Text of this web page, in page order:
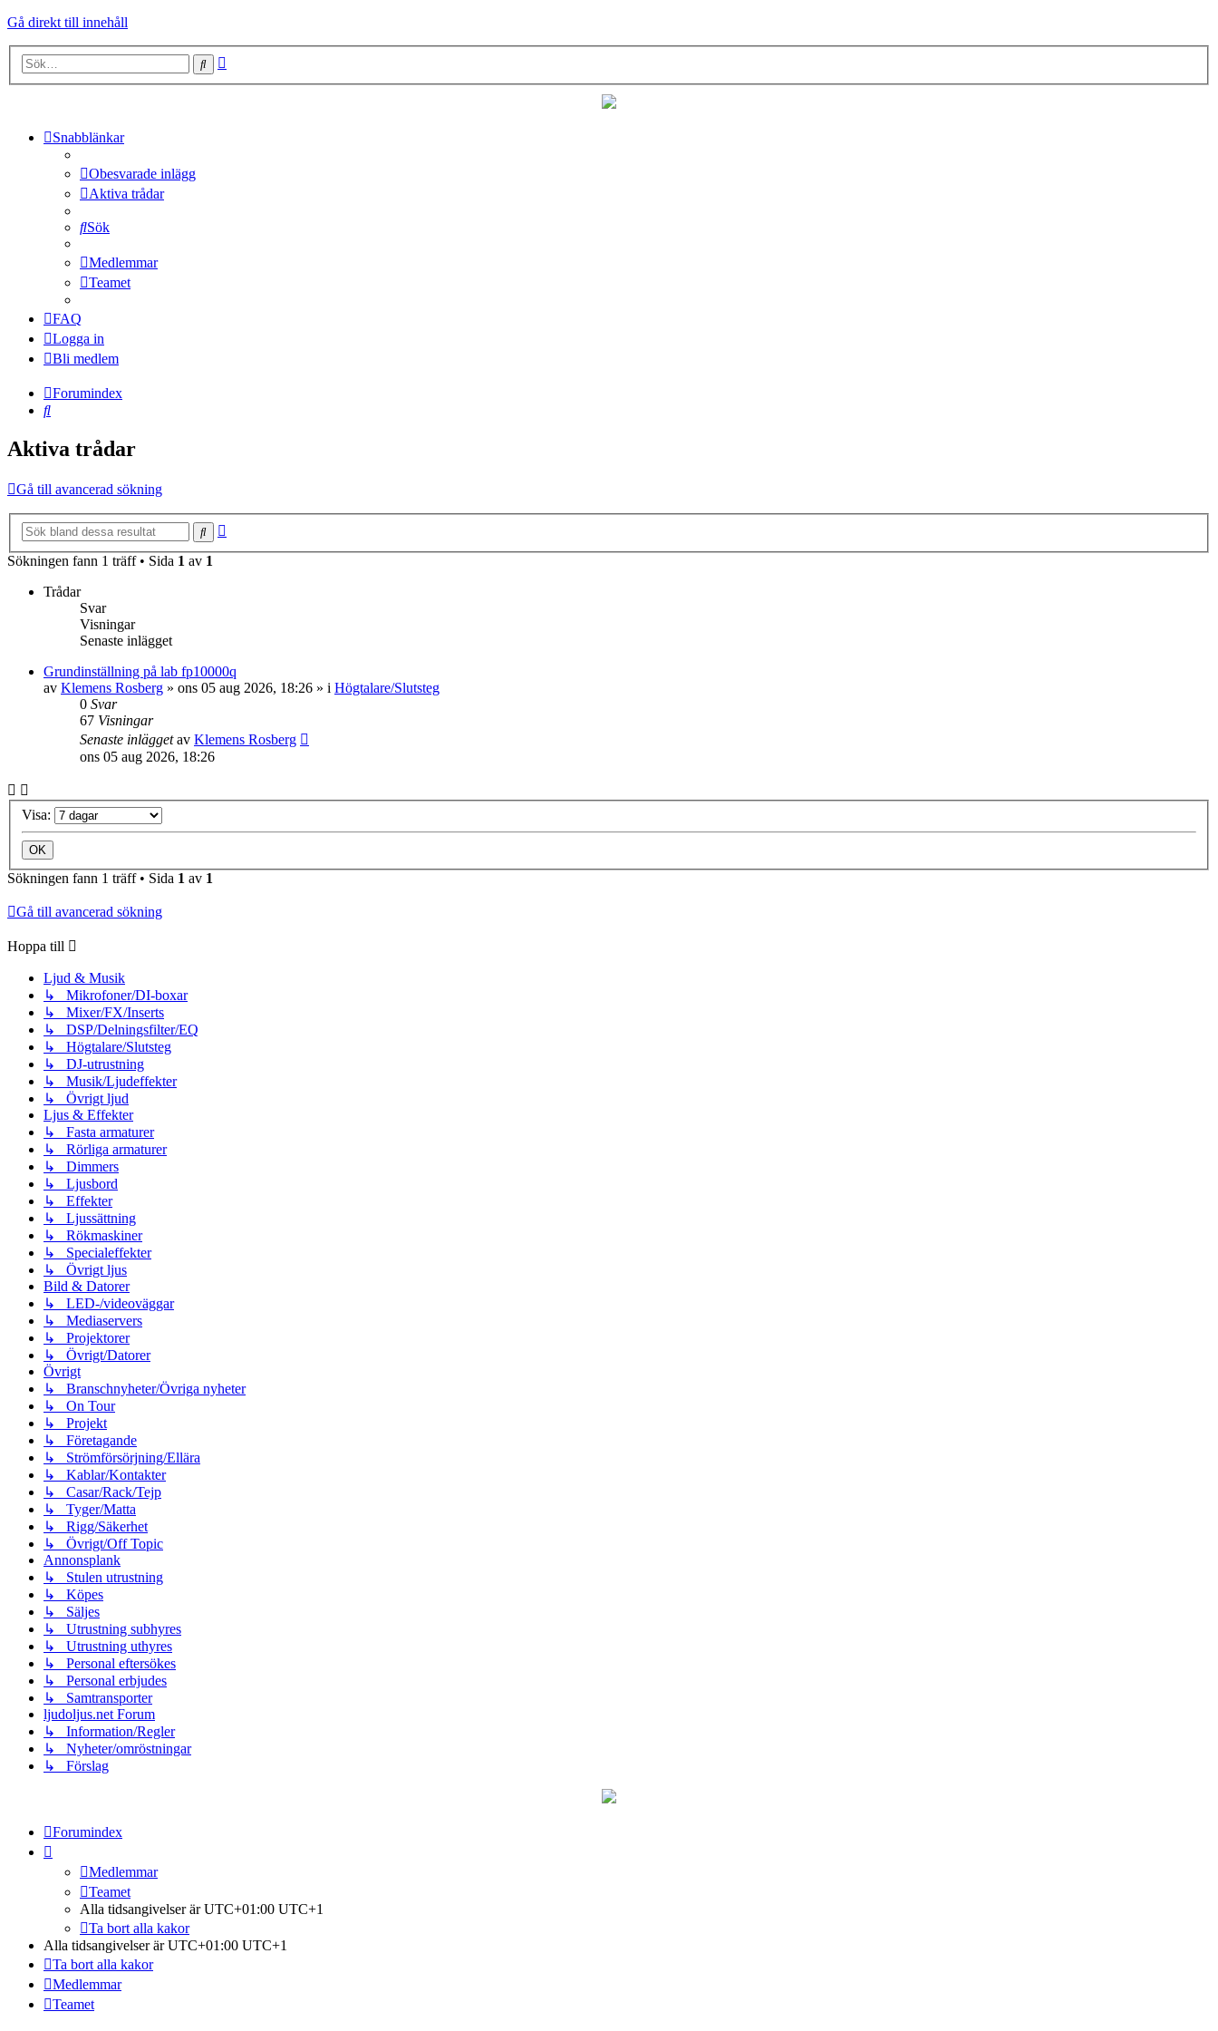
Gå direkt till innehåll
Sök
Snabblänkar
Obesvarade inlägg
Aktiva trådar
Sök
Medlemmar
Teamet
FAQ
Logga in
Bli medlem
Forumindex
Sök
Aktiva trådar
Gå till avancerad sökning
Sök
Sökningen fann 1 träff • Sida 1 av 1
Trådar
Svar
Visningar
Senaste inlägget
Grundinställning på lab fp10000q
av Klemens Rosberg » ons 05 aug 2026, 18:26 » i Högtalare/Slutsteg
0 Svar
67 Visningar
Senaste inläggetav Klemens Rosberg
ons 05 aug 2026, 18:26
Visa:
Sökningen fann 1 träff • Sida 1 av 1
Gå till avancerad sökning
Hoppa till
Ljud & Musik
↳ Mikrofoner/DI-boxar
↳ Mixer/FX/Inserts
↳ DSP/Delningsfilter/EQ
↳ Högtalare/Slutsteg
↳ DJ-utrustning
↳ Musik/Ljudeffekter
↳ Övrigt ljud
Ljus & Effekter
↳ Fasta armaturer
↳ Rörliga armaturer
↳ Dimmers
↳ Ljusbord
↳ Effekter
↳ Ljussättning
↳ Rökmaskiner
↳ Specialeffekter
↳ Övrigt ljus
Bild & Datorer
↳ LED-/videoväggar
↳ Mediaservers
↳ Projektorer
↳ Övrigt/Datorer
Övrigt
↳ Branschnyheter/Övriga nyheter
↳ On Tour
↳ Projekt
↳ Företagande
↳ Strömförsörjning/Ellära
↳ Kablar/Kontakter
↳ Casar/Rack/Tejp
↳ Tyger/Matta
↳ Rigg/Säkerhet
↳ Övrigt/Off Topic
Annonsplank
↳ Stulen utrustning
↳ Köpes
↳ Säljes
↳ Utrustning subhyres
↳ Utrustning uthyres
↳ Personal eftersökes
↳ Personal erbjudes
↳ Samtransporter
ljudoljus.net Forum
↳ Information/Regler
↳ Nyheter/omröstningar
↳ Förslag
Forumindex
Medlemmar
Teamet
Alla tidsangivelser är UTC+01:00 UTC+1
Ta bort alla kakor
Alla tidsangivelser är UTC+01:00 UTC+1
Ta bort alla kakor
Medlemmar
Teamet